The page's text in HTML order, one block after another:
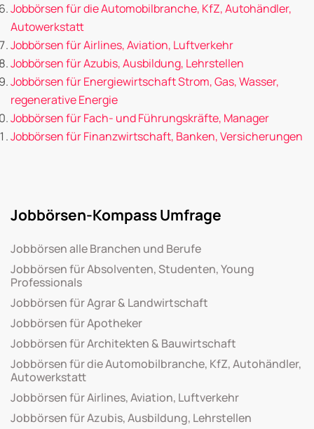
Jobbörsen für die Automobilbranche, KfZ, Autohändler,
Autowerkstatt
Jobbörsen für Airlines, Aviation, Luftverkehr
Jobbörsen für Azubis, Ausbildung, Lehrstellen
Jobbörsen für Energiewirtschaft Strom, Gas, Wasser,
regenerative Energie
Jobbörsen für Fach- und Führungskräfte, Manager
Jobbörsen für Finanzwirtschaft, Banken, Versicherungen
Jobbörsen-Kompass Umfrage
Jobbörsen alle Branchen und Berufe
Jobbörsen für Absolventen, Studenten, Young
Professionals
Jobbörsen für Agrar & Landwirtschaft
Jobbörsen für Apotheker
Jobbörsen für Architekten & Bauwirtschaft
Jobbörsen für die Automobilbranche, KfZ, Autohändler,
Autowerkstatt
Jobbörsen für Airlines, Aviation, Luftverkehr
Jobbörsen für Azubis, Ausbildung, Lehrstellen